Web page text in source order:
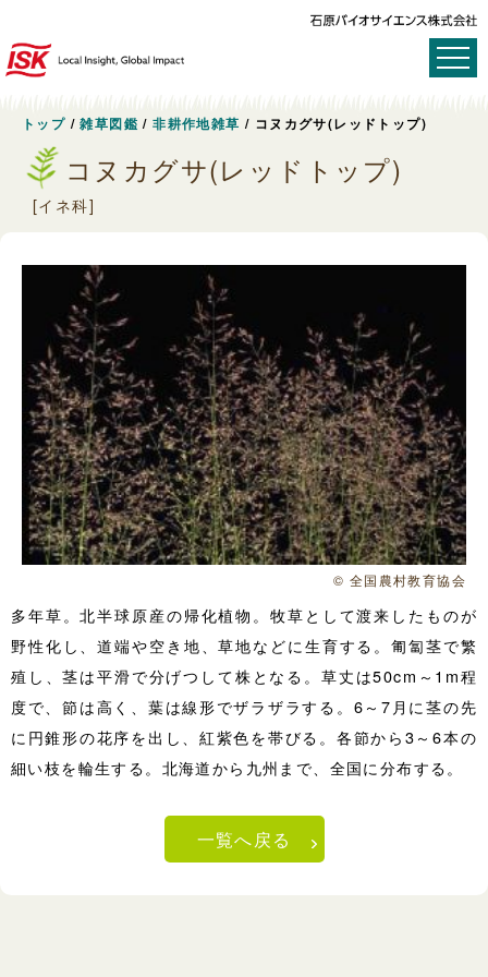
トップ /雑草図鑑 /非耕作地雑草 / コヌカグサ(レッドトップ)
コヌカグサ(レッドトップ)
[イネ科]
© 全国農村教育協会
多年草。北半球原産の帰化植物。牧草として渡来したものが
野性化し、道端や空き地、草地などに生育する。匍匐茎で繁
殖し、茎は平滑で分げつして株となる。草丈は50cm～1m程
度で、節は高く、葉は線形でザラザラする。6～7月に茎の先
に円錐形の花序を出し、紅紫色を帯びる。各節から3～6本の
細い枝を輪生する。北海道から九州まで、全国に分布する。
一覧へ戻る